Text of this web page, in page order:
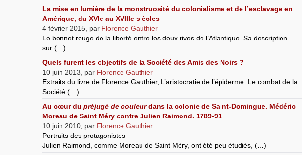
La mise en lumière de la monstruosité du colonialisme et de l’esclavage en
Amérique, du XVIe au XVIIIe siècles
4 février 2015 par Florence Gauthier
Le bonnet rouge de la liberté entre les deux rives de l’Atlantique. Sa description
sur (…)
Quels furent les objectifs de la Société des Amis des Noirs ?
10 juin 2013
par Florence Gauthier
Extraits du livre de Florence Gauthier, L’aristocratie de l’épiderme. Le combat de la
Société (…)
Au cœur du préjugé de couleurdans la colonie de Saint-Domingue. Médéric
Moreau de Saint Méry contre Julien Raimond. 1789-91
10 juin 2010 par Florence Gauthier
Portraits des protagonistes
Julien Raimond, comme Moreau de Saint Méry, ont été peu étudiés, (…)